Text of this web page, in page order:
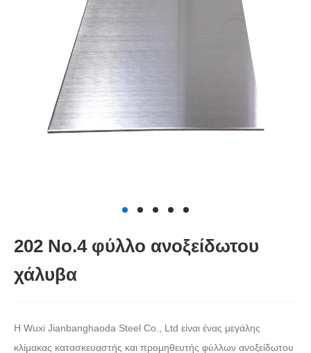
202 Νο.4 φύλλο ανοξείδωτου
χάλυβα
Η Wuxi Jianbanghaoda Steel Co., Ltd είναι ένας μεγάλης
κλίμακας κατασκευαστής και προμηθευτής φύλλων ανοξείδωτου